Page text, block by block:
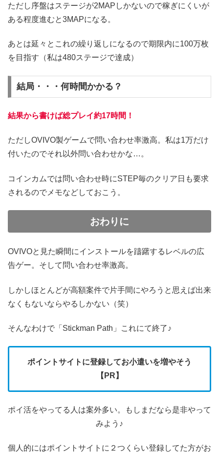
ただし序盤はステージが2MAPしかないので稼ぎにくいが
ある程度進むと3MAPになる。
あとは延々とこれの繰り返しになるので期限内に100万枚
を目指す（私は480ステージで達成）
結局・・・何時間かかる？
結果から書けば総プレイ約17時間！
ただしOVIVO製ゲームで問い合わせ率激高。私は1万だけ
付いたのでそれ以外問い合わせかな…。
コインカムでは問い合わせ時にSTEP毎のクリア日も要求
されるのでメモなどしておこう。
おわりに
OVIVOと見た瞬間にインストールを躊躇するレベルの広
告ゲー。そして問い合わせ率激高。
しかしほとんどが高額案件で片手間にやろうと思えば出来
なくもないならやるしかない（笑）
そんなわけで「Stickman Path」これにて終了♪
ポイントサイトに登録してお小遣いを増やそう
【PR】
ポイ活をやってる人は案外多い。もしまだなら是非やって
みよう♪
個人的にはポイントサイトに２つくらい登録してた方がお